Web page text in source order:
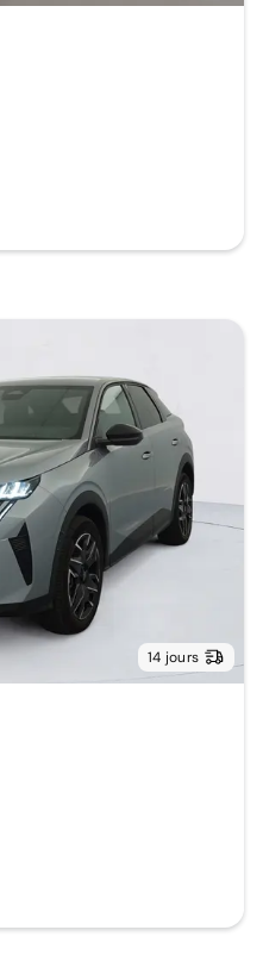
14 jours